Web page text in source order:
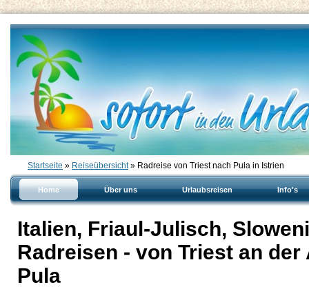
Startseite » Reiseübersicht» Radreise von Triest nach Pula in Istrien
Home Über uns Urlaubsreisen Info's
Italien, Friaul-Julisch,
Radreisen - von Triest an
Pula